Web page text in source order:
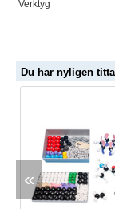
Verktyg
Du har nyligen
«